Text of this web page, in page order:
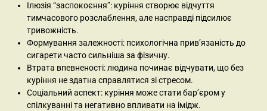
Ілюзія “заспокоєння”: куріння створює відчуття
тимчасового розслаблення, але насправді підсилює
тривожність.
Формування залежності: психологічна прив’язаність до
сигарети часто сильніша за фізичну.
Втрата впевненості: людина починає відчувати, що без
куріння не здатна справлятися зі стресом.
Соціальний аспект: куріння може стати бар’єром у
спілкуванні та негативно впливати на імідж.